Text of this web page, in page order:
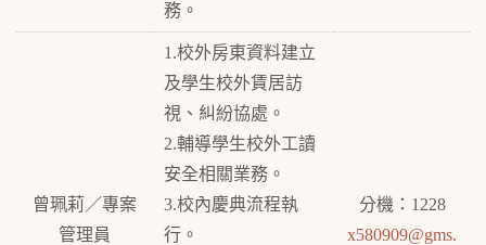
務。
曾珮莉／專案
管理員
1.校外房東資料建立
及學生校外賃居訪
視、糾紛協處。
2.輔導學生校外工讀
安全相關業務。
3.校內慶典流程執
行。
分機：1228
x580909@gms.